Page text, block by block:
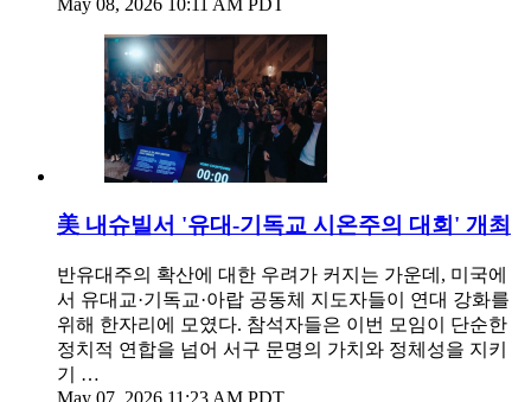
May 08, 2026 10:11 AM PDT
美 내슈빌서 '유대-기독교 시온주의 대회' 개최
반유대주의 확산에 대한 우려가 커지는 가운데, 미국에
서 유대교·기독교·아랍 공동체 지도자들이 연대 강화를
위해 한자리에 모였다. 참석자들은 이번 모임이 단순한
정치적 연합을 넘어 서구 문명의 가치와 정체성을 지키
기 …
May 07, 2026 11:23 AM PDT